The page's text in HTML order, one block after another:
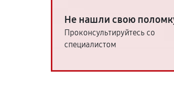
Не нашли свою
Проконсультируйтесь со
специалистом